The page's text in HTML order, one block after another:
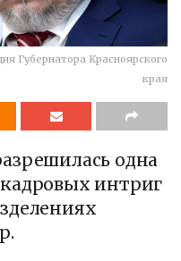
Губернатора Красноярского
края
одна
интриг